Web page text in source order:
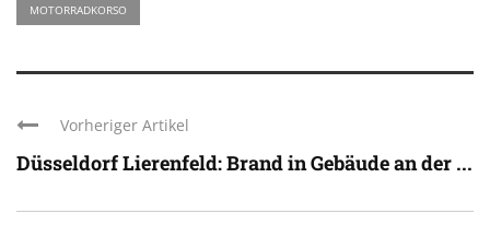
MOTORRADKORSO
Vorheriger Artikel
Düsseldorf Lierenfeld: Brand in Gebäude an der ...